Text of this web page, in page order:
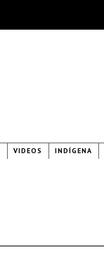
VIDEOS INDÍGENA